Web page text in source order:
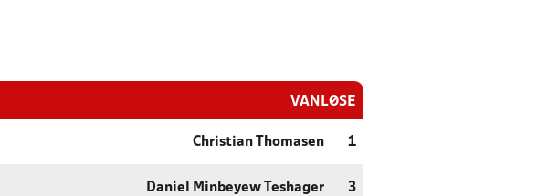
VANLØSE
Christian Thomasen 1
Daniel Minbeyew Teshager 3